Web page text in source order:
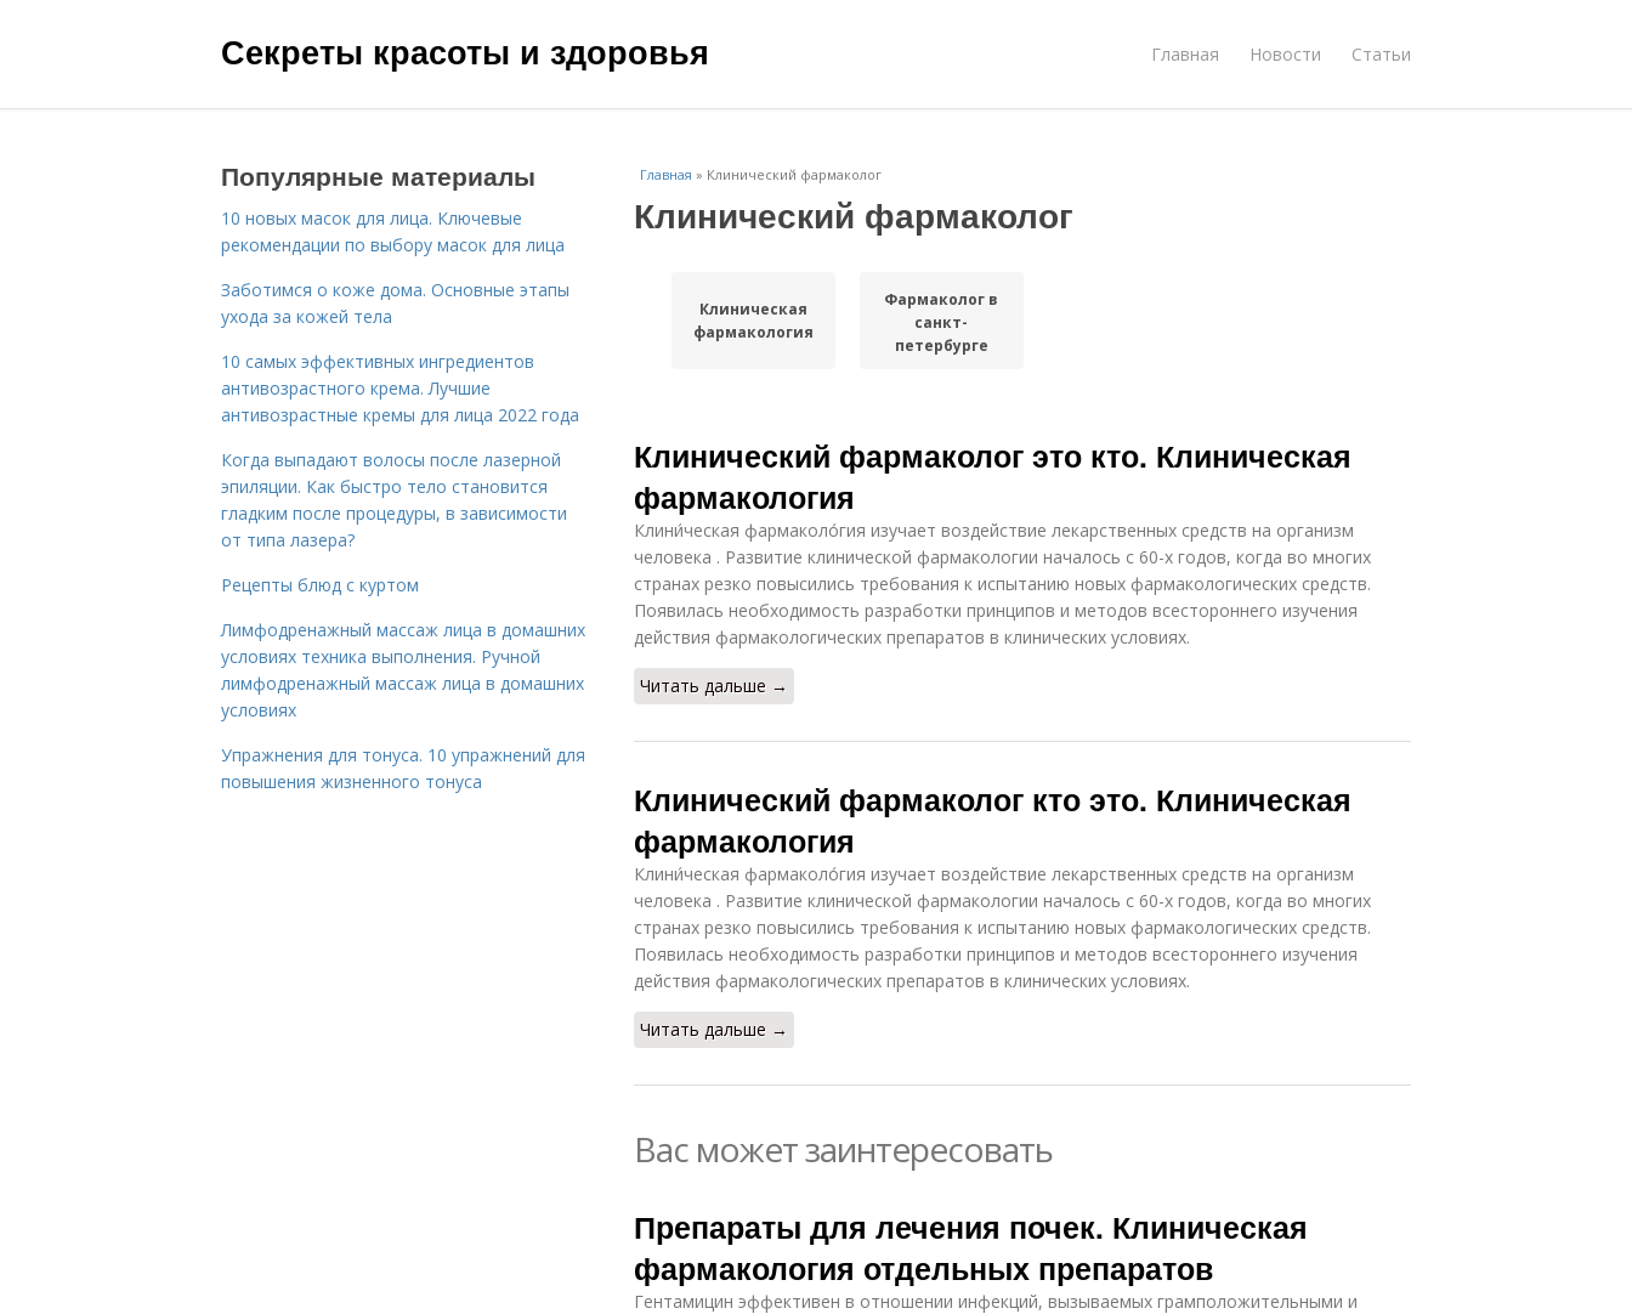
Секреты красоты и здоровья Главная Новости Статьи
Главная » Клинический фармаколог
Клинический фармаколог
Клиническая
фармакология
Фармаколог в
санкт-
петербурге
Клинический фармаколог это кто. Клиническая
фармакология
Клини́ческая фармаколо́гия изучает воздействие лекарственных средств на организм
человека . Развитие клинической фармакологии началось с 60-х годов, когда во многих
странах резко повысились требования к испытанию новых фармакологических средств.
Появилась необходимость разработки принципов и методов всестороннего изучения
действия фармакологических препаратов в клинических условиях.
Читать дальше →
Клинический фармаколог кто это. Клиническая
фармакология
Клини́ческая фармаколо́гия изучает воздействие лекарственных средств на организм
человека . Развитие клинической фармакологии началось с 60-х годов, когда во многих
странах резко повысились требования к испытанию новых фармакологических средств.
Появилась необходимость разработки принципов и методов всестороннего изучения
действия фармакологических препаратов в клинических условиях.
Читать дальше →
Вас может заинтересовать
Препараты для лечения почек. Клиническая
фармакология отдельных препаратов
Гентамицин эффективен в отношении инфекций, вызываемых грамположительными и
Популярные материалы
10 новых масок для лица. Ключевые
рекомендации по выбору масок для лица
Заботимся о коже дома. Основные этапы
ухода за кожей тела
10 самых эффективных ингредиентов
антивозрастного крема. Лучшие
антивозрастные кремы для лица 2022 года
Когда выпадают волосы после лазерной
эпиляции. Как быстро тело становится
гладким после процедуры, в зависимости
от типа лазера?
Рецепты блюд с куртом
Лимфодренажный массаж лица в домашних
условиях техника выполнения. Ручной
лимфодренажный массаж лица в домашних
условиях
Упражнения для тонуса. 10 упражнений для
повышения жизненного тонуса